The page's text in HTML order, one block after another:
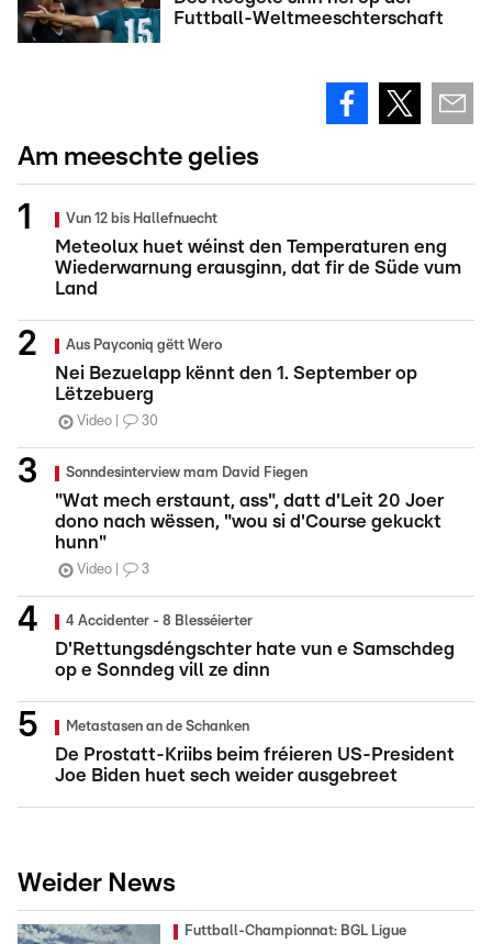
Futtball-Weltmeeschterschaft
Am meeschte gelies
Vun 12 bis Hallefnuecht
Meteolux huet wéinst den Temperaturen eng
Wiederwarnung erausginn, dat fir de Süde vum
Land
Aus Payconiq gëtt Wero
Nei Bezuelapp kënnt den 1. September op
Lëtzebuerg
Video 30
Sonndesinterview mam David Fiegen
"Wat mech erstaunt, ass", datt d'Leit 20 Joer
dono nach wëssen, "wou si d'Course gekuckt
hunn"
Video 3
4 Accidenter - 8 Blesséierter
D'Rettungsdéngschter hate vun e Samschdeg
op e Sonndeg vill ze dinn
Metastasen an de Schanken
De Prostatt-Kriibs beim fréieren US-President
Joe Biden huet sech weider ausgebreet
Weider News
Futtball-Championnat: BGL Ligue